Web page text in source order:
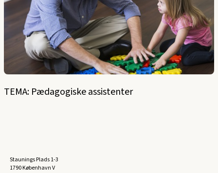
TEMA: Pædagogiske assistenter
Staunings Plads 1-3
1790 København V